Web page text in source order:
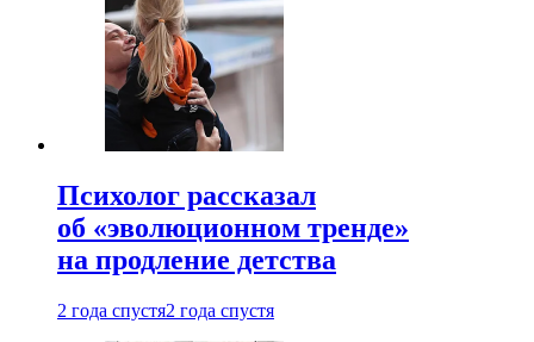
Психолог рассказал
об «эволюционном тренде»
на продление детства
2 года спустя2 года спустя